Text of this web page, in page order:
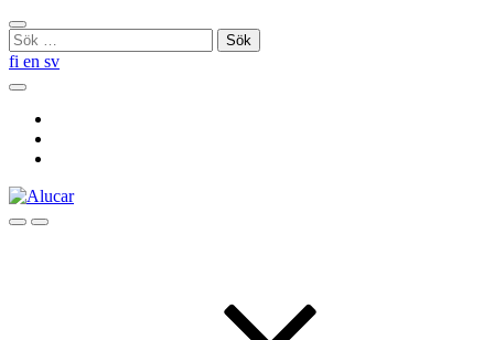
Skip
to
content
Stäng
sökningen
Sök
efter:
fi en sv
Sök
SökMenu